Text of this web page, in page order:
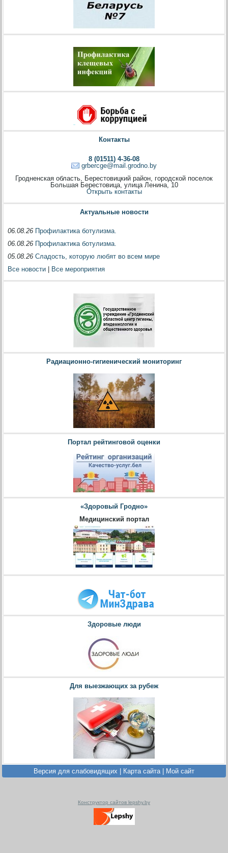
Контакты
8 (01511) 4-36-08
grbercge@mail.grodno.by
Гродненская область, Берестовицкий район, городской поселок
Большая Берестовица, улица Ленина, 10
Открыть контакты
Актуальные новости
06.08.26 Профилактика ботулизма.
06.08.26 Профилактика ботулизма.
05.08.26Сладость, которую любят во всем мире
Все новости
Все мероприятия
Радиационно-гигиенический мониторинг
Портал рейтинговой оценки
«Здоровый Гродно»
Медицинский портал
Здоровые люди
Для выезжающих за рубеж
Версия для слабовидящих Карта сайта Мой сайт
Конструктор сайтов lepshy.by